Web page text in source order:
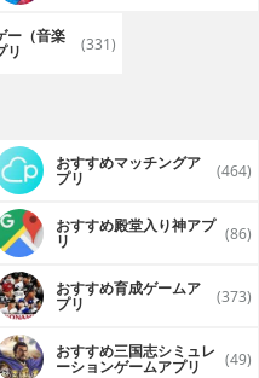
ー（音楽
リ (331)
おすすめマッチングア
プリ (464)
おすすめ殿堂入り神アプ
リ (86)
おすすめ育成ゲームア
プリ (373)
おすすめ三国志シミュレ
ーションゲームアプリ (49)